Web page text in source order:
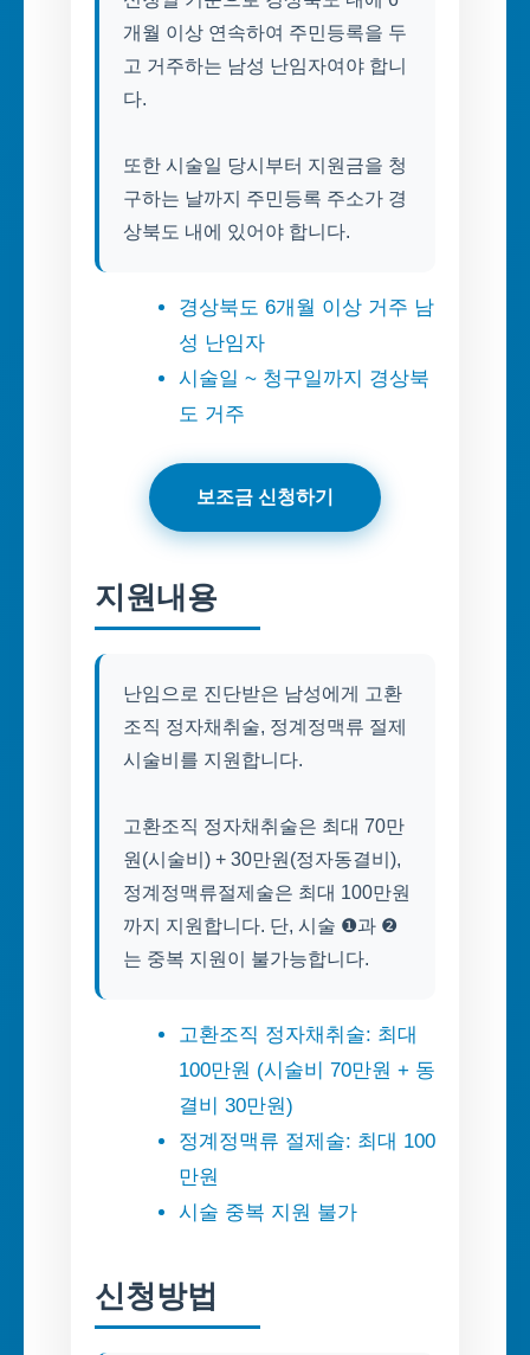
개월 이상 연속하여 주민등록을 두
고 거주하는 남성 난임자여야 합니
다.
또한 시술일 당시부터 지원금을 청
구하는 날까지 주민등록 주소가 경
상북도 내에 있어야 합니다.
경상북도 6개월 이상 거주 남
성 난임자
시술일 ~ 청구일까지 경상북
도 거주
보조금 신청하기
지원내용
난임으로 진단받은 남성에게 고환
조직 정자채취술, 정계정맥류 절제
시술비를 지원합니다.
고환조직 정자채취술은 최대 70만
원(시술비) + 30만원(정자동결비),
정계정맥류절제술은 최대 100만원
까지 지원합니다. 단, 시술 ❶과 ❷
는 중복 지원이 불가능합니다.
고환조직 정자채취술: 최대
100만원 (시술비 70만원 + 동
결비 30만원)
정계정맥류 절제술: 최대 100
만원
시술 중복 지원 불가
신청방법